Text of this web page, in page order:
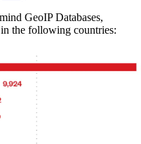
GeoIP Databases,
the following countries: